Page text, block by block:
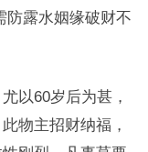
防露水姻缘破财不
以60岁后为甚，
物主招财纳福，